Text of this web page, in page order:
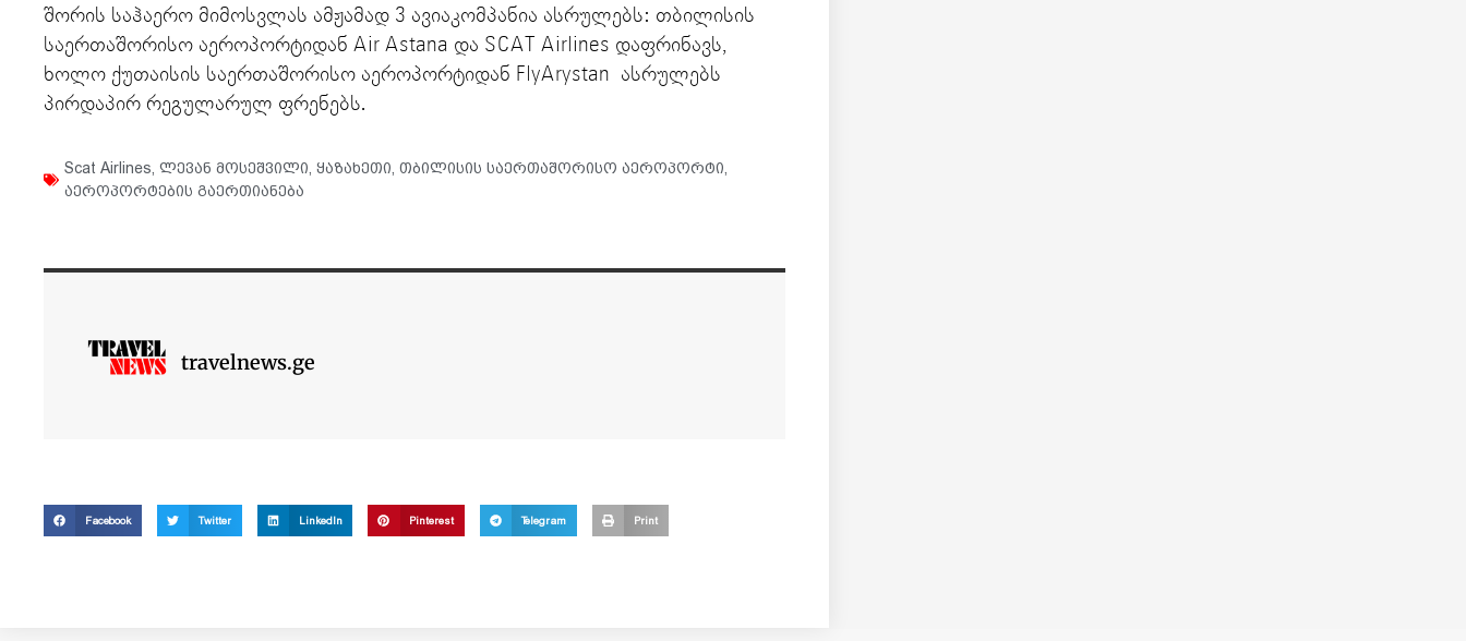
შორის საჰაერო მიმოსვლას ამჟამად 3 ავიაკომპანია ასრულებს: თბილისის
საერთაშორისო აეროპორტიდან Air Astana და SCAT Airlines დაფრინავს,
ხოლო ქუთაისის საერთაშორისო აეროპორტიდან FlyArystan ასრულებს
პირდაპირ რეგულარულ ფრენებს.
Scat Airlines ლევან მოსეშვილი ყაზახეთი თბილისის საერთაშორისო აეროპორტი
აეროპორტების გაერთიანება
travelnews.ge
Facebook Twitter LinkedIn Pinterest Telegram Print